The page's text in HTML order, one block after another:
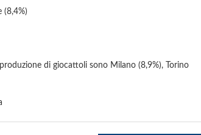
(8,4%)
di giocattoli sono Milano (8,9%), Torino